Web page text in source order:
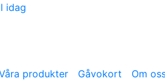
idag
produkter Gåvokort Om